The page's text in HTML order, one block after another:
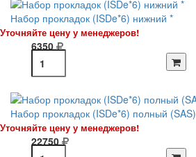
Набор прокладок (ISDe*6) нижний *
Уточняйте цену у менеджеров!
6350
Набор прокладок (ISDe*6) полный (SAS)
Уточняйте цену у менеджеров!
22750